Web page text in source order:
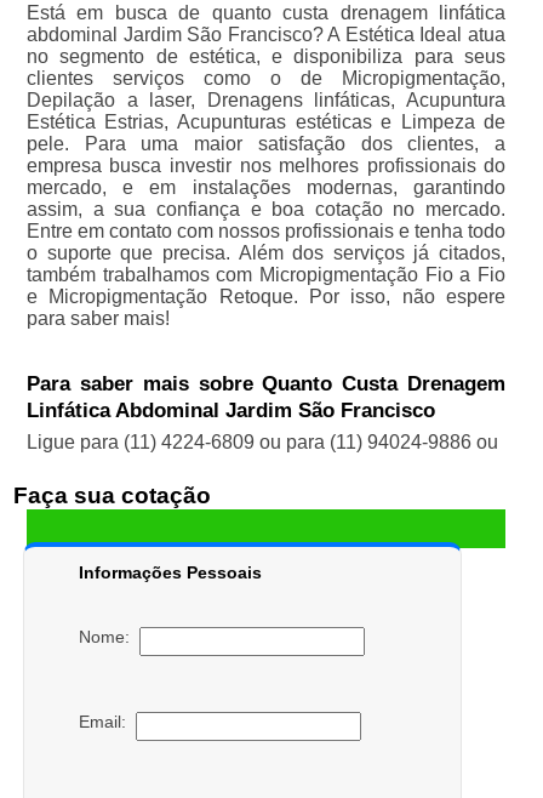
Está em busca de quanto custa drenagem linfática
abdominal Jardim São Francisco? A Estética Ideal atua
no segmento de estética, e disponibiliza para seus
clientes serviços como o de Micropigmentação,
Depilação a laser, Drenagens linfáticas, Acupuntura
Estética Estrias, Acupunturas estéticas e Limpeza de
pele. Para uma maior satisfação dos clientes, a
empresa busca investir nos melhores profissionais do
mercado, e em instalações modernas, garantindo
assim, a sua confiança e boa cotação no mercado.
Entre em contato com nossos profissionais e tenha todo
o suporte que precisa. Além dos serviços já citados,
também trabalhamos com Micropigmentação Fio a Fio
e Micropigmentação Retoque. Por isso, não espere
para saber mais!
Para saber mais sobre Quanto Custa Drenagem
Linfática Abdominal Jardim São Francisco
Ligue para (11) 4224-6809 ou para (11) 94024-9886ou
Faça sua cotação
Informações Pessoais
Nome:
Email: